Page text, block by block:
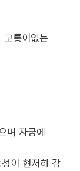
통이없는
며 자궁에
이 현저히 감